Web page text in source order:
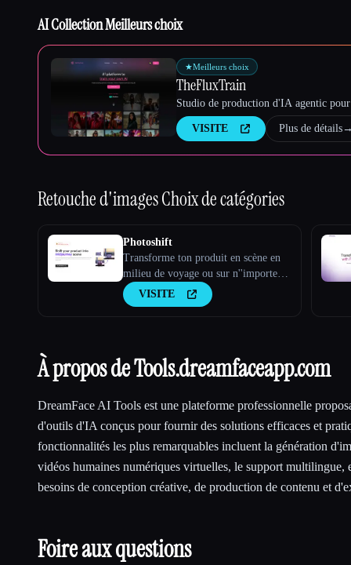
AI Collection Meilleurs choix
★Meilleurs choix
TheFluxTrain
Studio de production d'IA agentic pour
VISITE Plus de détails→
Retouche d'imagesChoix de catégories
Photoshift
Transforme ton produit en scène en
milieu de voyage ou sur n''importe
quelle photo de stock
VISITE
À propos de Tools.dreamfaceapp.com
DreamFace AI Tools est une plateforme professionnelle
d'outils d'IA conçus pour fournir des solutions efficaces et
fonctionnalités les plus remarquables incluent la génération
vidéos humaines numériques virtuelles, le support multilingue,
besoins de conception créative, de production de contenu et
Foire aux questions